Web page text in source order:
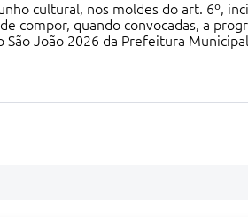
cultural, nos moldes do art. 6º,
compor, quando convocadas, a
João 2026 da Prefeitura